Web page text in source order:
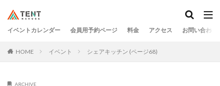
イベントカレンダー 会員用予約ページ 料金 アクセス お問い合わせ
HOME イベント シェアキッチン (ページ68)
ARCHIVE